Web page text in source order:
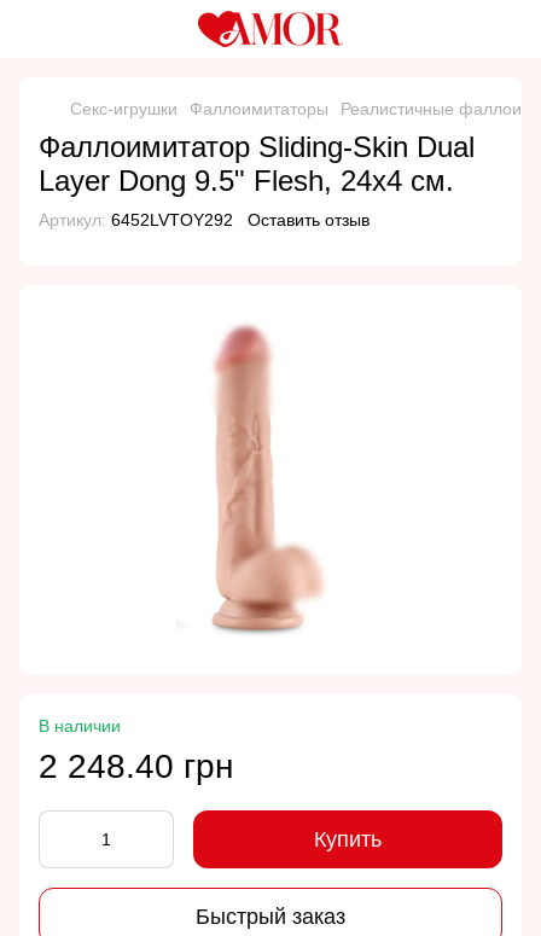
Секс-игрушки Фаллоимитаторы Реалистичные
Фаллоимитатор Sliding-Skin Dual
Layer Dong 9.5" Flesh, 24х4 см.
Артикул: 6452LVTOY292 Оставить отзыв
В наличии
2 248.40 грн
Купить
Быстрый заказ